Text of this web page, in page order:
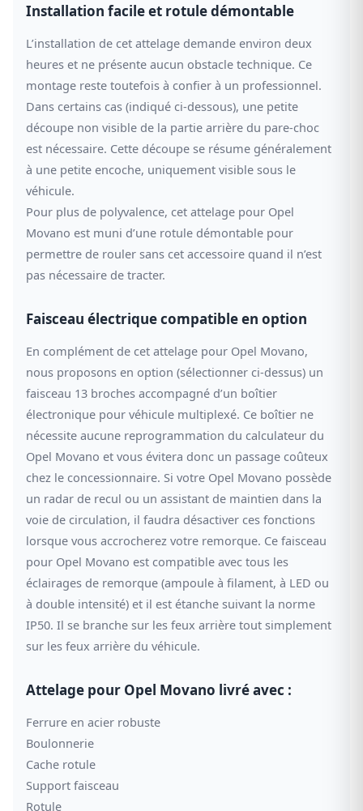
Installation facile et rotule démontable
L’installation de cet attelage demande environ deux
heures et ne présente aucun obstacle technique. Ce
montage reste toutefois à confier à un professionnel.
Dans certains cas (indiqué ci-dessous), une petite
découpe non visible de la partie arrière du pare-choc
est nécessaire. Cette découpe se résume généralement
à une petite encoche, uniquement visible sous le
véhicule.
Pour plus de polyvalence, cet attelage pour Opel
Movano est muni d’une rotule démontable pour
permettre de rouler sans cet accessoire quand il n’est
pas nécessaire de tracter.
Faisceau électrique compatible en option
En complément de cet attelage pour Opel Movano,
nous proposons en option (sélectionner ci-dessus) un
faisceau 13 broches accompagné d’un boîtier
électronique pour véhicule multiplexé. Ce boîtier ne
nécessite aucune reprogrammation du calculateur du
Opel Movano et vous évitera donc un passage coûteux
chez le concessionnaire. Si votre Opel Movano possède
un radar de recul ou un assistant de maintien dans la
voie de circulation, il faudra désactiver ces fonctions
lorsque vous accrocherez votre remorque. Ce faisceau
pour Opel Movano est compatible avec tous les
éclairages de remorque (ampoule à filament, à LED ou
à double intensité) et il est étanche suivant la norme
IP50. Il se branche sur les feux arrière tout simplement
sur les feux arrière du véhicule.
Attelage pour Opel Movano livré avec :
Ferrure en acier robuste
Boulonnerie
Cache rotule
Support faisceau
Rotule